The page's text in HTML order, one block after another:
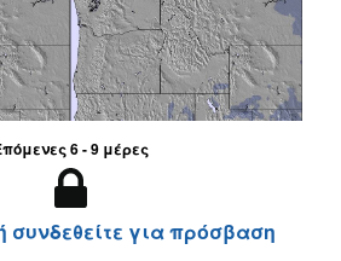
6 - 9 μέρες
συνδεθείτε για πρόσβαση